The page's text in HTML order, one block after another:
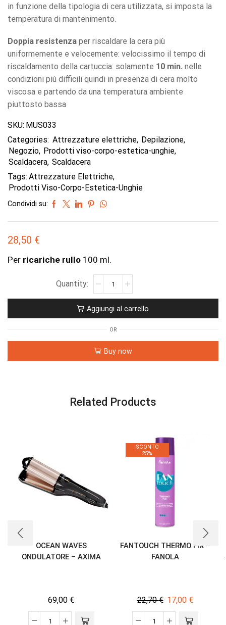
in funzione della tipologia di cera utilizzata, si imposta la
temperatura di mantenimento.
Doppia resistenza per riscaldare la cera più
uniformemente e velocemente: velocissimo il tempo di
riscaldamento della cartuccia: solamente 10 min. nelle
condizioni più difficili quindi in presenza di cera molto
viscosa e partendo da una temperatura ambiente
piuttosto bassa
SKU: MUS033
Categories: Attrezzature elettriche, Depilazione,
Negozio, Prodotti viso-corpo-estetica-unghie,
Scaldacera, Scaldacera
Tags: Attrezzature Elettriche,
Prodotti Viso-Corpo-Estetica-Unghie
Condividi su:
28,50 €
Per ricariche rullo 100 ml.
Aggiungi al carrello
OR
Buy now
Related Products
OCEAN WAVES
ONDULATORE – AXIMA
69,00 €
SCONTO
25%
FANTOUCH THERMO FIX –
FANOLA
22,70€ 17,00 €